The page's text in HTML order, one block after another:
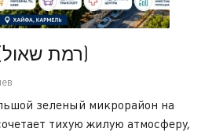
Рамат-Шауль (רמת שאול)
зеленый микрорайон на
тихую жилую атмосферу,